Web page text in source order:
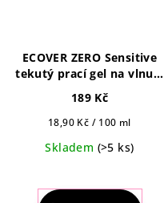
ECOVER ZERO Sensitive
tekutý prací gel na vlnu a
choulostivé prádlo 1 l,
22pd
189 Kč
Měrná
18,90 Kč / 100 ml
Skladem (>5 ks)